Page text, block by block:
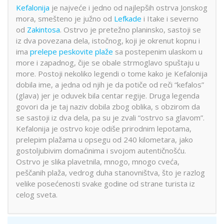
Kefalonija je najveće i jedno od najlepših ostrva Jonskog
mora, smešteno je južno od Lefkade i Itake i severno
od Zakintosa. Ostrvo je pretežno planinsko, sastoji se
iz dva povezana dela, istočnog, koji je okrenut kopnu i
ima prelepe peskovite plaže sa postepenim ulaskom u
more i zapadnog, čije se obale strmoglavo spuštaju u
more. Postoji nekoliko legendi o tome kako je Kefalonija
dobila ime, a jedna od njih je da potiče od reči “kefalos”
(glava) jer je oduvek bila centar regije. Druga legenda
govori da je taj naziv dobila zbog oblika, s obzirom da
se sastoji iz dva dela, pa su je zvali “ostrvo sa glavom”.
Kefalonija je ostrvo koje odiše prirodnim lepotama,
prelepim plažama u opsegu od 240 kilometara, jako
gostoljubivim domaćinima i svojom autentičnošću.
Ostrvo je slika plavetnila, mnogo, mnogo cveća,
peščanih plaža, vedrog duha stanovništva, što je razlog
velike posećenosti svake godine od strane turista iz
celog sveta.